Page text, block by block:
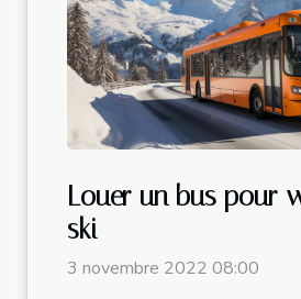
Louer un bus pour
ski
3 novembre 2022 08:00